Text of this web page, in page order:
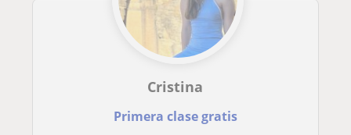
Cristina
Primera clase gratis